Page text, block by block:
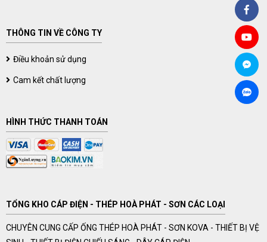
THÔNG TIN VỀ CÔNG TY
Điều khoản sử dụng
Cam kết chất lượng
HÌNH THỨC THANH TOÁN
TỔNG KHO CÁP ĐIỆN - THÉP HOÀ PHÁT - SƠN CÁC LOẠI
CHUYÊN CUNG CẤP ỐNG THÉP HOÀ PHÁT - SƠN KOVA - THIẾT BỊ VỆ